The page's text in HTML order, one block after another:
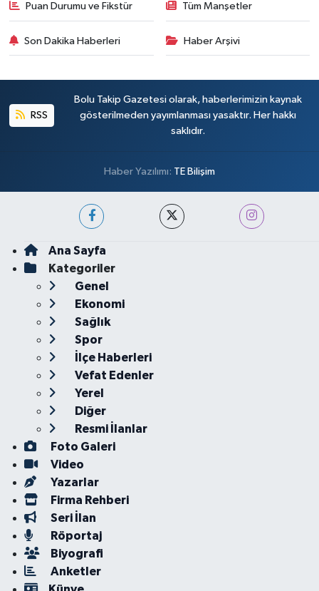
Puan Durumu ve Fikstür Tüm Manşetler
Son Dakika Haberleri Haber Arşivi
RSS
Bolu Takip Gazetesi olarak, haberlerimizin kaynak
gösterilmeden yayımlanması yasaktır. Her hakkı
saklıdır.
Haber Yazılımı: TE Bilişim
Ana Sayfa
Kategoriler
Genel
Ekonomi
Sağlık
Spor
İlçe Haberleri
Vefat Edenler
Yerel
Diğer
Resmi İlanlar
Foto Galeri
Video
Yazarlar
Firma Rehberi
Seri İlan
Röportaj
Biyografi
Anketler